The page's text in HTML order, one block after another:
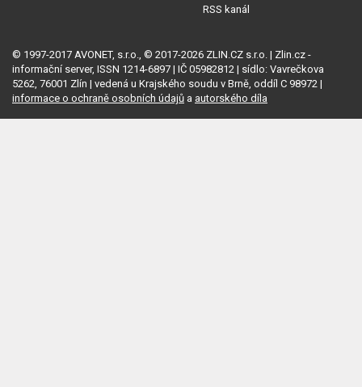
RSS kanál
© 1997-2017 AVONET, s.r.o., © 2017-2026 ZLIN.CZ s.r.o. | Zlin.cz -
informační server, ISSN 1214-6897 | IČ 05982812 | sídlo: Vavrečkova
5262, 76001 Zlín | vedená u Krajského soudu v Brně, oddíl C 98972 |
informace o ochraně osobních údajů a autorského díla